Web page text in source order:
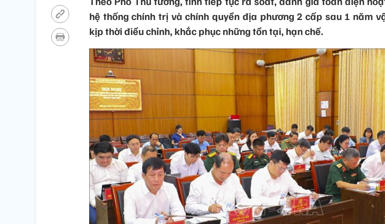
hệ thống chính trị và chính quyền địa phương 2 cấp sau 1 năm
kịp thời điều chỉnh, khắc phục những tồn tại, hạn chế.